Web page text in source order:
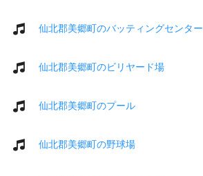
仙北郡美郷町のバッティングセンター
仙北郡美郷町のビリヤード場
仙北郡美郷町のプール
仙北郡美郷町の野球場